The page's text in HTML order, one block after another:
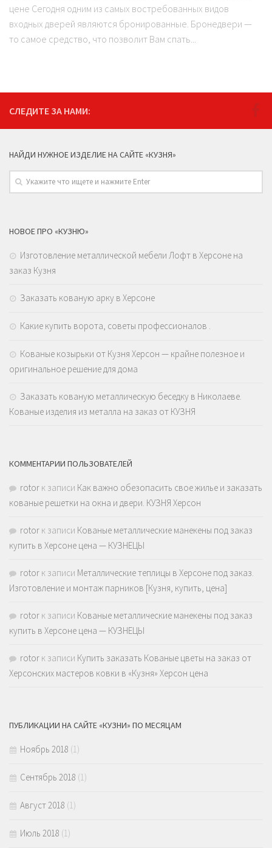
цене Сегодня одним из самых востребованных видов
входных дверей являются бронированные. Бронедвери —
то самое средство, что позволит Вам спать...
СЛЕДИТЕ ЗА НАМИ:
НАЙДИ НУЖНОЕ ИЗДЕЛИЕ НА САЙТЕ «КУЗНЯ»
НОВОЕ ПРО «КУЗНЮ»
Изготовление металлической мебели Лофт в Херсоне на
заказ Кузня
Заказать кованую арку в Херсоне
Какие купить ворота, советы профессионалов .
Кованые козырьки от Кузня Херсон — крайне полезное и
оригинальное решение для дома
Заказать кованую металлическую беседку в Николаеве.
Кованые изделия из металла на заказ от КУЗНЯ
КОММЕНТАРИИ ПОЛЬЗОВАТЕЛЕЙ
rotor к записи Как важно обезопасить свое жилье и заказать
кованые решетки на окна и двери. КУЗНЯ Херсон
rotor к записи Кованые металлические манекены под заказ
купить в Херсоне цена — КУЗНЕЦЫ
rotor к записи Металлические теплицы в Херсоне под заказ.
Изготовление и монтаж парников [Кузня, купить, цена]
rotor к записи Кованые металлические манекены под заказ
купить в Херсоне цена — КУЗНЕЦЫ
rotor к записи Купить заказать Кованые цветы на заказ от
Херсонских мастеров ковки в «Кузня» Херсон цена
ПУБЛИКАЦИИ НА САЙТЕ «КУЗНИ» ПО МЕСЯЦАМ
Ноябрь 2018 (1)
Сентябрь 2018 (1)
Август 2018 (1)
Июль 2018 (1)